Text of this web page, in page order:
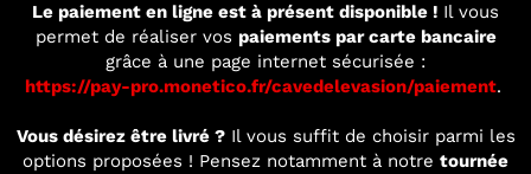
Le paiement en ligne est à présent disponible ! Il vous
permet de réaliser vos paiements par carte bancaire
grâce à une page internet sécurisée :
https://pay-pro.monetico.fr/cavedelevasion/paiement.
Vous désirez être livré ?Il vous suffit de choisir parmi les
options proposées ! Pensez notamment à notre tournée